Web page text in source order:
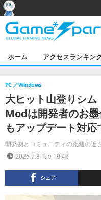
ホーム アクセスランキン
大ヒット山登りシ
Modは開発者のお
もアップデート対応
開発側とコミュニティの距離の近
PC Windows
2025.7.8 Tue 19:46
シェア